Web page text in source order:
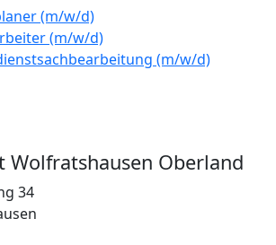
(m/w/d)
(m/w/d)
(m/w/d)
Wolfratshausen Oberland
34